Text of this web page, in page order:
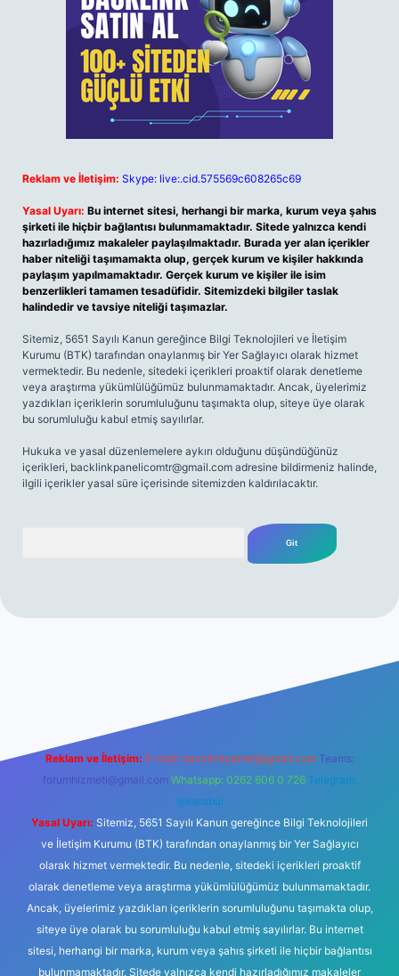
Reklam ve İletişim: Skype: live:.cid.575569c608265c69
Yasal Uyarı: Bu internet sitesi, herhangi bir marka, kurum veya şahıs
şirketi ile hiçbir bağlantısı bulunmamaktadır. Sitede yalnızca kendi
hazırladığımız makaleler paylaşılmaktadır. Burada yer alan içerikler
haber niteliği taşımamakta olup, gerçek kurum ve kişiler hakkında
paylaşım yapılmamaktadır. Gerçek kurum ve kişiler ile isim
benzerlikleri tamamen tesadüfidir. Sitemizdeki bilgiler taslak
halindedir ve tavsiye niteliği taşımazlar.
Sitemiz, 5651 Sayılı Kanun gereğince Bilgi Teknolojileri ve İletişim
Kurumu (BTK) tarafından onaylanmış bir Yer Sağlayıcı olarak hizmet
vermektedir. Bu nedenle, sitedeki içerikleri proaktif olarak denetleme
veya araştırma yükümlülüğümüz bulunmamaktadır. Ancak, üyelerimiz
yazdıkları içeriklerin sorumluluğunu taşımakta olup, siteye üye olarak
bu sorumluluğu kabul etmiş sayılırlar.
Hukuka ve yasal düzenlemelere aykırı olduğunu düşündüğünüz
içerikleri, backlinkpanelicomtr@gmail.com adresine bildirmeniz halinde,
ilgili içerikler yasal süre içerisinde sitemizden kaldırılacaktır.
Reklam ve İletişim: E-mail: backlinkpaneli@gmail.com Teams:
forumhizmeti@gmail.com Whatsapp: 0262 606 0 726 Telegram:
@karabul
Yasal Uyarı: Sitemiz, 5651 Sayılı Kanun gereğince Bilgi Teknolojileri
ve İletişim Kurumu (BTK) tarafından onaylanmış bir Yer Sağlayıcı
olarak hizmet vermektedir. Bu nedenle, sitedeki içerikleri proaktif
olarak denetleme veya araştırma yükümlülüğümüz bulunmamaktadır.
Ancak, üyelerimiz yazdıkları içeriklerin sorumluluğunu taşımakta olup,
siteye üye olarak bu sorumluluğu kabul etmiş sayılırlar. Bu internet
sitesi, herhangi bir marka, kurum veya şahıs şirketi ile hiçbir bağlantısı
bulunmamaktadır. Sitede yalnızca kendi hazırladığımız makaleler